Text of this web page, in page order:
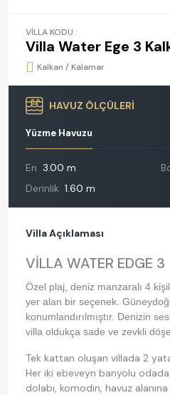
VİLLA KODU :
Villa Water Ege 3
Kalkan / Kalamar
HAVUZ ÖLÇÜLERİ
Yüzme Havuzu
En 3.00 m
Derinlik 1.60 m
Villa Açıklaması
VİLLA WATER EDGE 3
Özel plaj, deniz manzaralı 4
yer alan bir seçenek.
konumlandırılmıştır. Denizin
villa oldukça sade ve zevkli
Tek kattan oluşan villada 2
Her iki ebeveyn banyolu
dolabı, komodin, havuz alanına